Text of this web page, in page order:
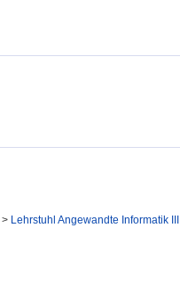
> Lehrstuhl Angewandte Informatik III